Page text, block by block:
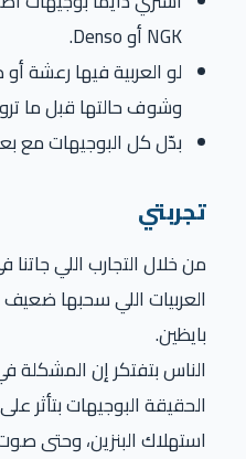
NGK أو Denso.
لو العربية فيها رعشة
وشوف حالتها قبل ما
بدّل كل البوجيهات مع
تجربتي
من خلال التجارب اللي جاتنا
العربيات اللي سحبها ضعيف
بايظين.
الناس بتفتكر إن المشكلة
الحقيقة البوجيهات بتأثر
استهلاك البنزين، وحتى